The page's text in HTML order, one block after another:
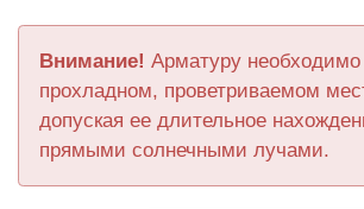
Внимание! Арматуру необходимо
прохладном, проветриваемом
допуская ее длительное
прямыми солнечными лучами.